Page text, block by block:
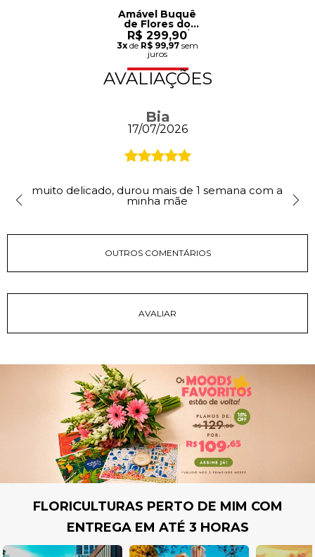
Amável Buquê
de Flores do
Campo Grande
R$ 299,90
3xde R$ 99,97sem
juros
AVALIAÇÕES
Bia
17/07/2026
muito delicado, durou mais de 1 semana com a
minha mãe
OUTROS COMENTÁRIOS
FLORICULTURAS PERTO DE MIM COM
ENTREGA EM ATÉ 3 HORAS